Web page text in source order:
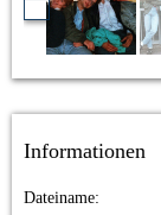
Informationen
Dateiname